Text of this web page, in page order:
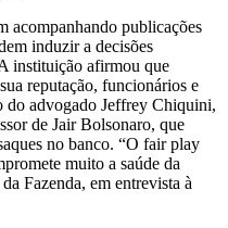
acompanhando publicações
induzir a decisões
instituição afirmou que
reputação, funcionários e
do advogado Jeffrey Chiquini,
de Jair Bolsonaro, que
no banco. “O fair play
muito a saúde da
Fazenda, em entrevista à